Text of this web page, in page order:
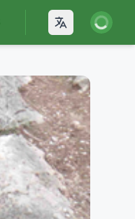
Open
Iniciar